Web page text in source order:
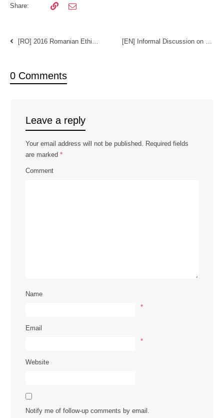
Share:
[RO] 2016 Romanian Ethics & Compliance Forum [EN] Informal Discussion on the Foreign Corrupt Practices Act
0 Comments
Leave a reply
Your email address will not be published. Required fields
are marked *
Comment
Name
*
Email
*
Website
Notify me of follow-up comments by email.